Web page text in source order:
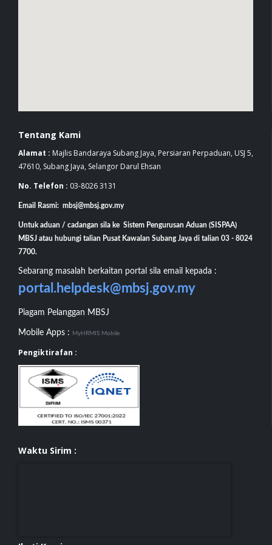
Tentang Kami
Alamat : Majlis Bandaraya Subang Jaya, Persiaran Perpaduan, USJ 5,
47610, Subang Jaya, Selangor Darul Ehsan
No. Telefon : 03-8026 3131
Email Rasmi: mbsj@mbsj.gov.my
Untuk aduan / cadangan sila ke Sistem Pengurusan Aduan (SISPAA)
MBSJ atau hubungi talian Pusat Kawalan Subang Jaya di talian 03 - 8024
7700.
Sebarang masalah berkaitan portal sila email kepada :
portal.helpdesk@mbsj.gov.my
Piagam Pelanggan MBSJ
Mobile Apps : MyHRMIS Mobile
Pengiktirafan :
Waktu Sirim :